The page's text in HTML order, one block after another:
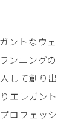
ントなウェ
ンニングの
して創り出
エレガント
ロフェッシ